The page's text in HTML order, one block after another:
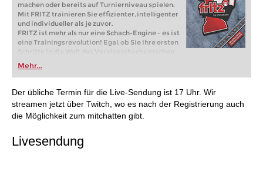
machen oder bereits auf Turnierniveau spielen:
Mit FRITZ trainieren Sie effizienter, intelligenter
und individueller als je zuvor.
FRITZ ist mehr als nur eine Schach-Engine – es ist
eine Trainingsrevolution! Egal, ob Sie Ihre ersten
Schritte in die Welt des Vereinsschachs machen
oder bereits auf Turnierniveau spielen: Mit
FRITZ trainieren Sie effizienter, intelligenter und
individueller als je zuvor.
Mehr...
Der übliche Termin für die Live-Sendung ist 17 Uhr. Wir
streamen jetzt über Twitch, wo es nach der Registrierung auch
die Möglichkeit zum mitchatten gibt.
Livesendung